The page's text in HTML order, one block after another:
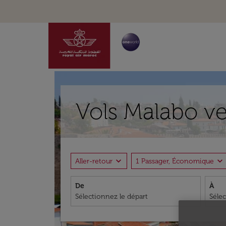
Vols Malabo
Aller-retour expand_more 1 Passager, Économique expand_more
De À